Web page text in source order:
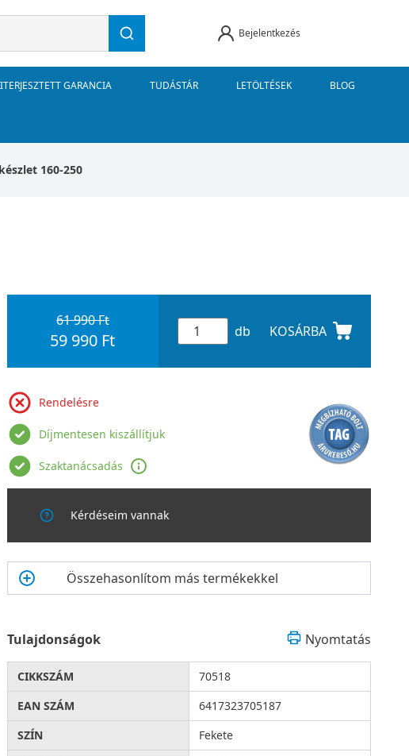
Bejelentkezés
GARANCIA TUDÁSTÁR LETÖLTÉSEK BLOG
160-250
61 990 Ft
59 990 Ft db KOSÁRBA
Rendelésre
Díjmentesen kiszállítjuk
Szaktanácsadás
Kérdéseim vannak
Összehasonlítom más termékekkel
Tulajdonságok Nyomtatás
CIKKSZÁM
70518
EAN SZÁM
6417323705187
SZÍN
Fekete